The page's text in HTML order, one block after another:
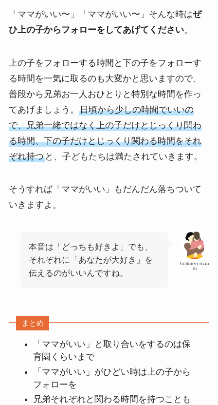
「ママがいい〜」「ママがいい〜」そんな時はぜ
ひ上の子からフォローをしてあげてください。
上の子をフォローする時間と下の子をフォローす
る時間を一気に取るのも大変かと思いますので、
普段から兄弟お一人おひとりと特別な時間を作っ
てあげましょう。 日頃から少しの時間でいいの
で、兄弟一緒ではなく上の子だけとじっくり関わ
る時間、下の子だけとじっくり関わる時間をそれ
ぞれ持つと、子どもたちは満たされていきます。
そうすれば「ママがいい」もだんだん落ちついて
いきますよ。
hoikuen.maa
m
本音は「どっちも好きよ」でも、
それぞれに「あなたが大好き」を
伝えるのがいいんですね。
まとめ
「ママがいい」と取り合いをするのは保
育園くらいまで
「ママがいい」がひどい時は上の子から
フォローを
兄弟それぞれと関わる時間を持つことも